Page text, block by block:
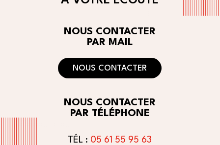
NOUS CONTACTER
PAR MAIL
NOUS CONTACTER
NOUS CONTACTER
PAR TÉLÉPHONE
TÉL : 05 61 55 95 63